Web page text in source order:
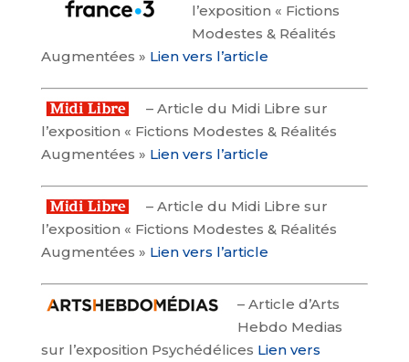
l’exposition « Fictions
Modestes & Réalités
Augmentées » Lien vers l’article
– Article du Midi Libre sur
l’exposition « Fictions Modestes & Réalités
Augmentées » Lien vers l’article
– Article du Midi Libre sur
l’exposition « Fictions Modestes & Réalités
Augmentées » Lien vers l’article
– Article d’Arts
Hebdo Medias
sur l’exposition Psychédélices Lien vers